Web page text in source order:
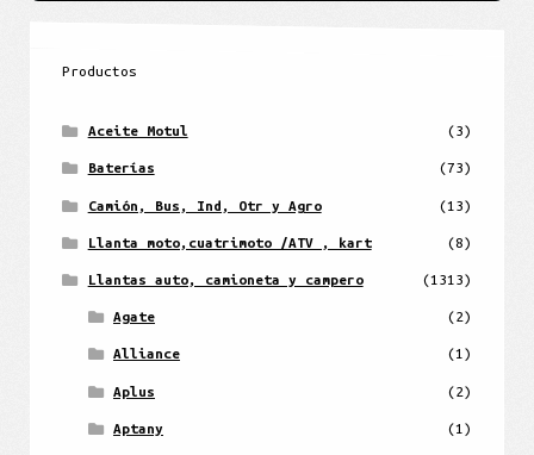
Productos
Aceite Motul (3)
Baterías (73)
Camión, Bus, Ind, Otr y Agro (13)
Llanta moto,cuatrimoto /ATV , kart (8)
Llantas auto, camioneta y campero (1313)
Agate (2)
Alliance (1)
Aplus (2)
Aptany (1)